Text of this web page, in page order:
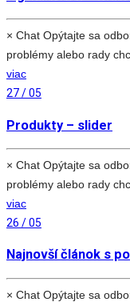
× Chat Opýtajte sa
problémy alebo rady
viac
27 / 05
Produkty – slider
× Chat Opýtajte sa
problémy alebo rady
viac
26 / 05
Najnovší článok s
× Chat Opýtajte sa